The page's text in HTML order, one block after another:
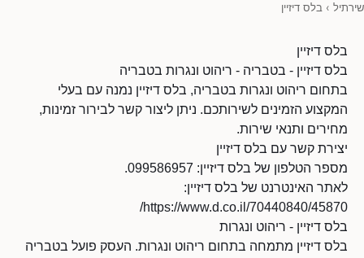
שירתיל › בלס דיזיין
בלס דיזיין
בלס דיזיין - בטבריה - ריהוט ונגרות בטבריה
בתחום ריהוט ונגרות בטבריה, בלס דיזיין נמנה עם בעלי
המקצוע הזמינים לשירותכם. ניתן ליצור קשר לבירור זמינות,
מחירים ותנאי שירות.
יצירת קשר עם בלס דיזיין
מספר הטלפון של בלס דיזיין: 099586957.
לאתר האינטרנט של בלס דיזיין:
https://www.d.co.il/70440840/45870/
בלס דיזיין - ריהוט ונגרות
בלס דיזיין מתמחה בתחום ריהוט ונגרות. העסק פועל בטבריה